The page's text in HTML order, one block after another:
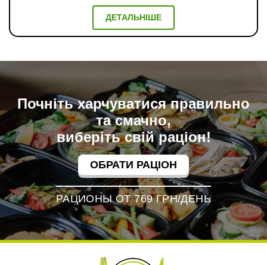
ДЕТАЛЬНІШЕ
Почніть харчуватися правильно
та смачно,
виберіть свій раціон!
ОБРАТИ РАЦІОН
РАЦИОНЫ ОТ 769 ГРН/ДЕНЬ